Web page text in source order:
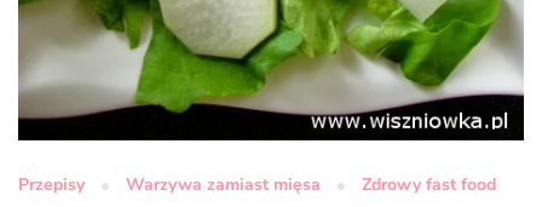
Przepisy Warzywa zamiast mięsa Zdrowy fast food